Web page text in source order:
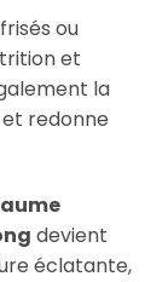
ou
et
la
redonne
devient
éclatante,